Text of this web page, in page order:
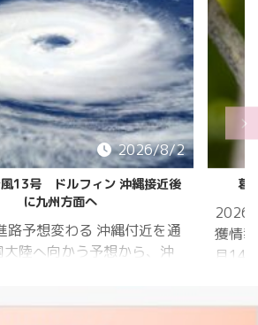
2026/8/2
13号 ドルフィン 沖縄接近後
に九州方面へ
予想変わる 沖縄付近を通
大陸へ向かう予想から、沖
葛
2026
獲情
月14